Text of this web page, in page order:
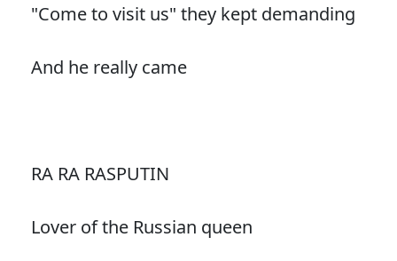
"Come to visit us" they kept demanding
And he really came
RA RA RASPUTIN
Lover of the Russian queen